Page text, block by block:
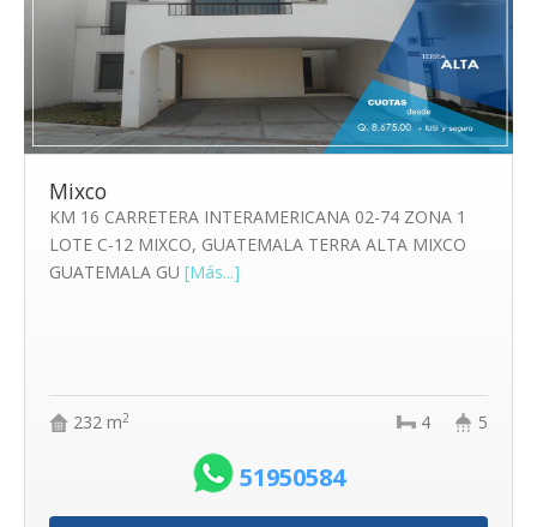
Mixco
KM 16 CARRETERA INTERAMERICANA 02-74 ZONA 1
LOTE C-12 MIXCO, GUATEMALA TERRA ALTA MIXCO
GUATEMALA GU [Más...]
232 m2 5
4
51950584